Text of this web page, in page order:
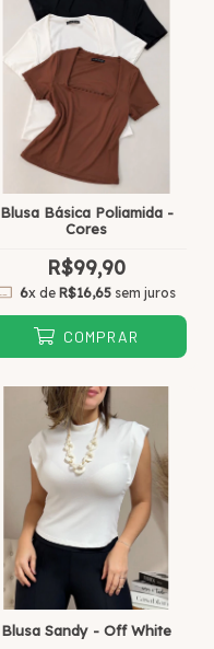
Blusa Básica Poliamida -
Cores
R$99,90
6x de R$16,65sem juros
COMPRAR
Blusa Sandy - Off White